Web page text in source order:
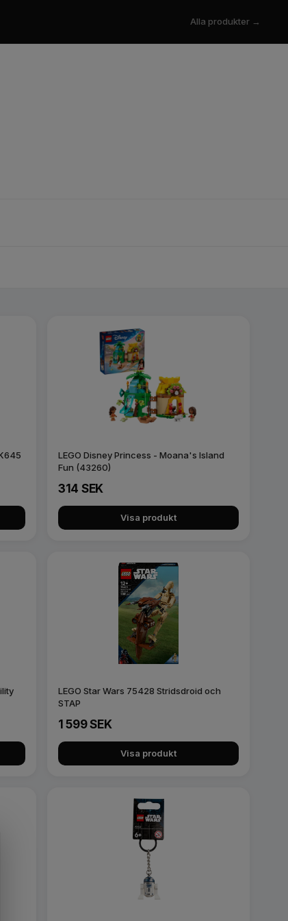
Alla produkter →
LEGO Disney Princess - Moana's Island
Fun (43260)
314 SEK
Visa produkt
LEGO Star Wars 75428 Stridsdroid och
STAP
1 599 SEK
Visa produkt